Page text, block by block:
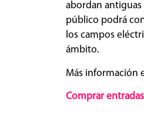
abordan
público podrá
los campos
ámbito.
Más información
Comprar entradas